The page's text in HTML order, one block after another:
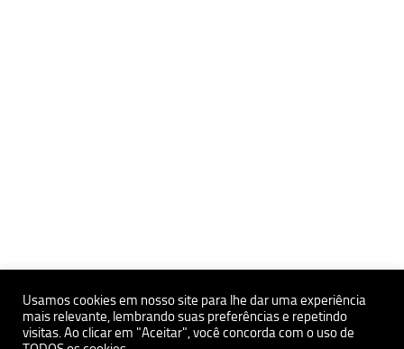
Políticas de Privacidade e Proteçãoa de Dados Pessoais
Usamos cookies em nosso site para lhe dar uma experiência
mais relevante, lembrando suas preferências e repetindo
visitas. Ao clicar em "Aceitar", você concorda com o uso de